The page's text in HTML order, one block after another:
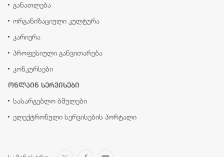
განათლება
ორგანიზაციული კულტურა
კარიერა
პროფესიული განვითარება
კონკურსები
ონლაინ სერვისები
სასარგებლო ბმულები
ელექტრონული სერვისების პორტალი